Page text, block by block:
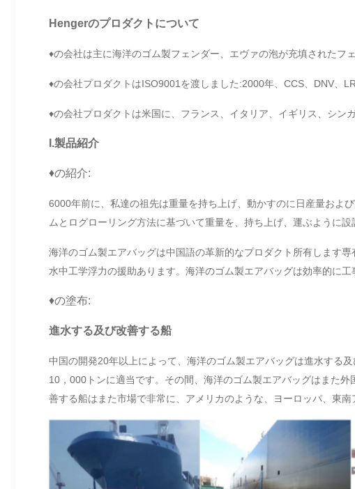
Hengerのプロダクトについて
♦の会社は主に海洋のゴム製フェンダー、エヴァの泡が充填されたフ
♦の会社プロダクトはISO9001を渡しました:2000年、CCS、DNV、
♦の会社プロダクトは米国に、フランス、イタリア、イギリス、シン
I.製品紹介
♦の紹介:
6000年前に、私達の祖先は重量を持ち上げ、動かすのに日産量およ
ムとログローリング方法に基づいて重量を、持ち上げ、運ぶように設
海洋のゴム製エアバッグは中国語の革新的なプロダクト所有します
水中工学浮力の援助あります。海洋のゴム製エアバッグは効率的に
♦の塗布:
進水する及び改善する船
中国の開発20年以上によって、海洋のゴム製エアバッグは進水する
10，000トンに適当です。その間、海洋のゴム製エアバッグはまた
善する船はまた市場で非常に、アメリカのような、ヨーロッパ、東南